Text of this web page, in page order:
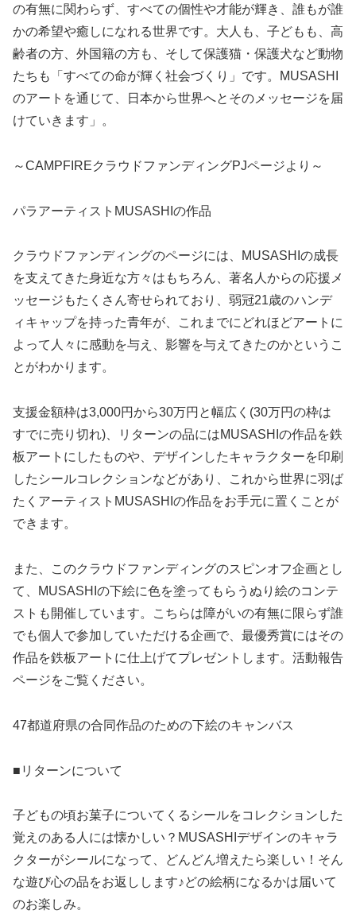
の有無に関わらず、すべての個性や才能が輝き、誰もが誰
かの希望や癒しになれる世界です。大人も、子どもも、高
齢者の方、外国籍の方も、そして保護猫・保護犬など動物
たちも「すべての命が輝く社会づくり」です。MUSASHI
のアートを通じて、日本から世界へとそのメッセージを届
けていきます」。
～CAMPFIREクラウドファンディングPJページより～
パラアーティストMUSASHIの作品
クラウドファンディングのページには、MUSASHIの成長
を支えてきた身近な方々はもちろん、著名人からの応援メ
ッセージもたくさん寄せられており、弱冠21歳のハンデ
ィキャップを持った青年が、これまでにどれほどアートに
よって人々に感動を与え、影響を与えてきたのかというこ
とがわかります。
支援金額枠は3,000円から30万円と幅広く(30万円の枠は
すでに売り切れ)、リターンの品にはMUSASHIの作品を鉄
板アートにしたものや、デザインしたキャラクターを印刷
したシールコレクションなどがあり、これから世界に羽ば
たくアーティストMUSASHIの作品をお手元に置くことが
できます。
また、このクラウドファンディングのスピンオフ企画とし
て、MUSASHIの下絵に色を塗ってもらうぬり絵のコンテ
ストも開催しています。こちらは障がいの有無に限らず誰
でも個人で参加していただける企画で、最優秀賞にはその
作品を鉄板アートに仕上げてプレゼントします。活動報告
ページをご覧ください。
47都道府県の合同作品のための下絵のキャンバス
■リターンについて
子どもの頃お菓子についてくるシールをコレクションした
覚えのある人には懐かしい？MUSASHIデザインのキャラ
クターがシールになって、どんどん増えたら楽しい！そん
な遊び心の品をお返しします♪どの絵柄になるかは届いて
のお楽しみ。